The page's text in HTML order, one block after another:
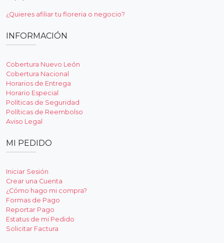
¿Quieres afiliar tu floreria o negocio?
INFORMACIÓN
Cobertura Nuevo León
Cobertura Nacional
Horarios de Entrega
Horario Especial
Políticas de Seguridad
Políticas de Reembolso
Aviso Legal
MI PEDIDO
Iniciar Sesión
Crear una Cuenta
¿Cómo hago mi compra?
Formas de Pago
Reportar Pago
Estatus de mi Pedido
Solicitar Factura